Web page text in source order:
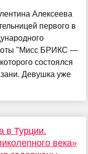
Алексеева
первого в
"Мисс БРИКС —
состоялся
Девушка уже
в Турции.
века»